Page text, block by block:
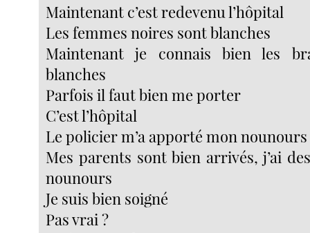
Maintenant c’est redevenu l’hôpital
Les femmes noires sont blanches
Maintenant je connais bien les
blanches
Parfois il faut bien me porter
C’est l’hôpital
Le policier m’a apporté mon nounours
Mes parents sont bien arrivés, j’ai
nounours
Je suis bien soigné
Pas vrai ?